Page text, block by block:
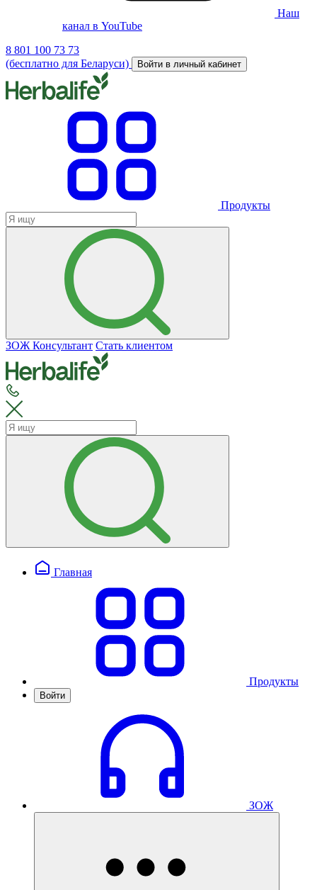
Наш
канал в YouTube
8 801 100 73 73
(бесплатно для Беларуси)
Войти в личный кабинет
Продукты
ЗОЖ Консультант Стать клиентом
Главная
Продукты
Войти
ЗОЖ